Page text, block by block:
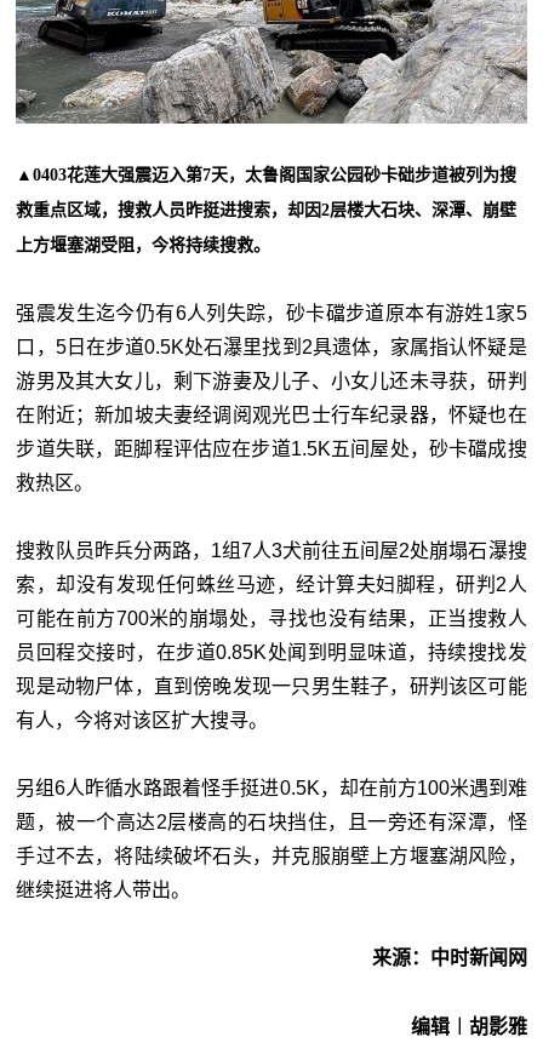
▲0403花莲大强震迈入第7天，太鲁阁国家公园砂卡础步道被列为搜
救重点区域，搜救人员昨挺进搜索，却因2层楼大石块、深潭、崩壁
上方堰塞湖受阻，今将持续搜救。
强震发生迄今仍有6人列失踪，砂卡礑步道原本有游姓1家5
口，5日在步道0.5K处石瀑里找到2具遗体，家属指认怀疑是
游男及其大女儿，剩下游妻及儿子、小女儿还未寻获，研判
在附近；新加坡夫妻经调阅观光巴士行车纪录器，怀疑也在
步道失联，距脚程评估应在步道1.5K五间屋处，砂卡礑成搜
救热区。
搜救队员昨兵分两路，1组7人3犬前往五间屋2处崩塌石瀑搜
索，却没有发现任何蛛丝马迹，经计算夫妇脚程，研判2人
可能在前方700米的崩塌处，寻找也没有结果，正当搜救人
员回程交接时，在步道0.85K处闻到明显味道，持续搜找发
现是动物尸体，直到傍晚发现一只男生鞋子，研判该区可能
有人，今将对该区扩大搜寻。
另组6人昨循水路跟着怪手挺进0.5K，却在前方100米遇到难
题，被一个高达2层楼高的石块挡住，且一旁还有深潭，怪
手过不去，将陆续破坏石头，并克服崩壁上方堰塞湖风险，
继续挺进将人带出。
来源：中时新闻网
编辑︱胡影雅